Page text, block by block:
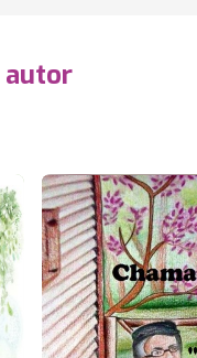
autor